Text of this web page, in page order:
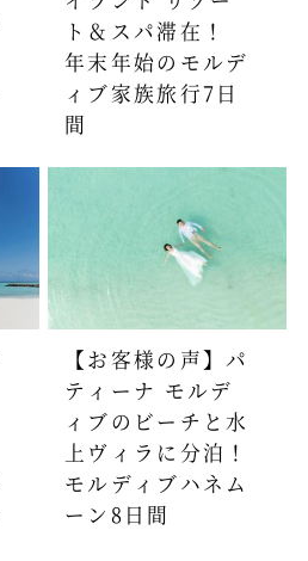
ト＆スパ滞在！
年末年始のモルデ
ィブ家族旅行7日
間
【お客様の声】パ
ティーナ モルデ
ィブのビーチと水
上ヴィラに分泊！
モルディブハネム
ーン8日間